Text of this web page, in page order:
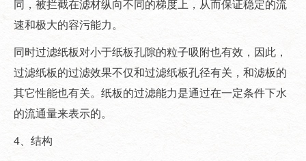
同，被拦截在滤材纵向不同的梯度上，从而保证稳定的流
速和极大的容污能力。
同时过滤纸板对小于纸板孔隙的粒子吸附也有效，因此，
过滤纸板的过滤效果不仅和过滤纸板孔径有关，和滤板的
其它性能也有关。纸板的过滤能力是通过在一定条件下水
的流通量来表示的。
4、结构